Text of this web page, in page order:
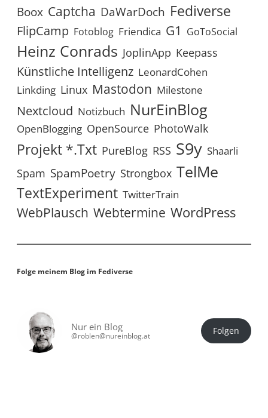
Boox Captcha DaWarDoch Fediverse
FlipCamp Fotoblog Friendica G1 GoToSocial
Heinz Conrads JoplinApp Keepass
Künstliche Intelligenz LeonardCohen
Linkding Linux Mastodon Milestone
Nextcloud Notizbuch NurEinBlog
OpenBlogging OpenSource PhotoWalk
Projekt *.txt PureBlog RSS S9y Shaarli
Spam SpamPoetry Strongbox TelMe
TextExperiment TwitterTrain
WebPlausch Webtermine WordPress
Folge meinem Blog im Fediverse
Nur ein Blog
@roblen@nureinblog.at Folgen